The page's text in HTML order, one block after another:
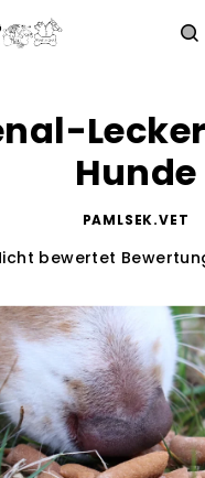
Hunde
PAMLSEK.VET
bewertet